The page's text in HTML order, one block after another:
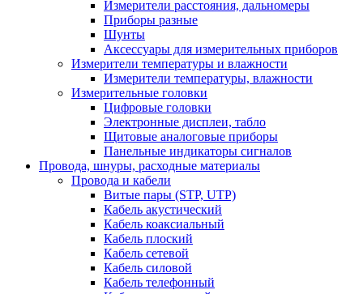
Измерители расстояния, дальномеры
Приборы разные
Шунты
Аксессуары для измерительных приборов
Измерители температуры и влажности
Измерители температуры, влажности
Измерительные головки
Цифровые головки
Электронные дисплеи, табло
Щитовые аналоговые приборы
Панельные индикаторы сигналов
Провода, шнуры, расходные материалы
Провода и кабели
Витые пары (STP, UTP)
Кабель акустический
Кабель коаксиальный
Кабель плоский
Кабель сетевой
Кабель силовой
Кабель телефонный